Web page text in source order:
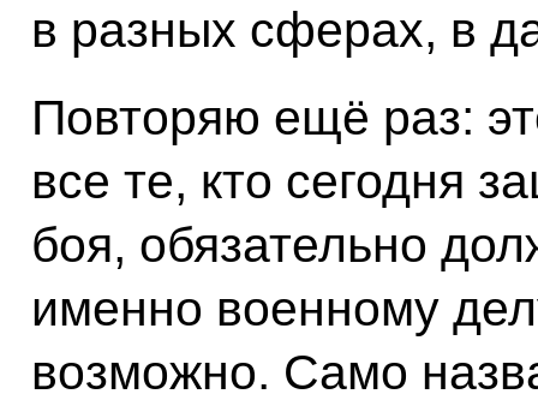
в разных сферах, в
Повторяю ещё раз:
все те, кто сегодня
боя, обязательно
именно военному
возможно. Само